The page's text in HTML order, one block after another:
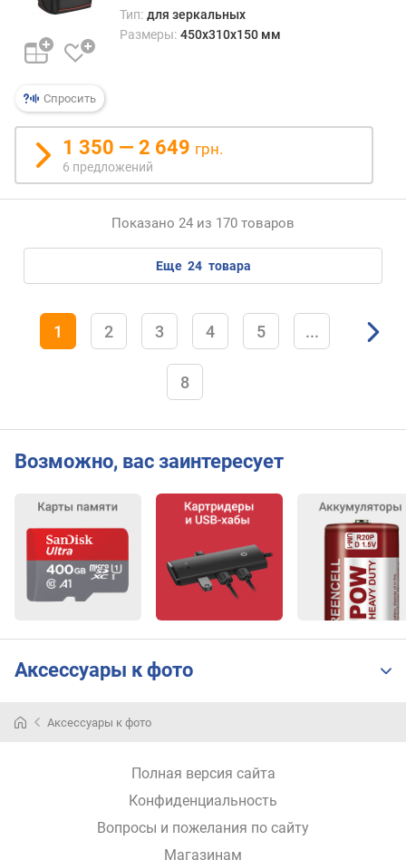
Спросить
Тип: для зеркальных
Размеры: 450x310x150 мм
1 350 — 2 649 грн.
6 предложений
Показано 24 из 170 товаров
еще 24 товара
1 2 3 4 5 ...
8
Возможно, вас заинтересует
Аксессуары к фото
Аксессуары к фото
Полная версия сайта
Конфиденциальность
Вопросы и пожелания по сайту
Магазинам